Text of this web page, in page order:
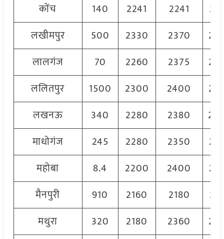
कोंच
140 2241 2241
लखीमपुर
500 2330 2370
लालगंज
70 2260 2375
ललितपुर
1500 2300 2400
लखनऊ
340 2280 2380
माधोगंज
245 2280 2350
महोबा
8.4 2200 2400
मैनपुरी
910 2160 2180
मथुरा
320 2180 2360